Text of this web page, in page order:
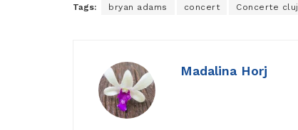
Tags: bryan adams concert Concerte cluj
Madalina Horj